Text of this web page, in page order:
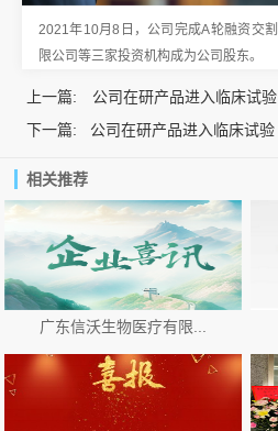
2021年10月8日，公司完成A轮融资交
限公司等三家投资机构成为公司股东。
上一篇:
公司在研产品进入临床试验
下一篇:
公司在研产品进入临床试验
相关推荐
广东信沃生物医疗有限...